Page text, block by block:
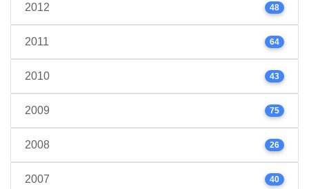
2012 48
2011 64
2010 43
2009 75
2008 26
2007 40